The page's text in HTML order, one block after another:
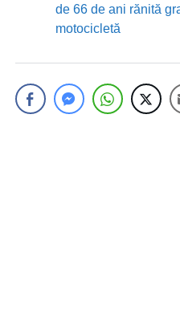
de 66 de ani rănită
motocicletă